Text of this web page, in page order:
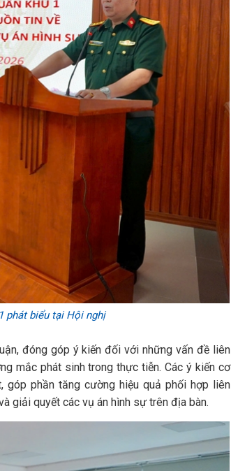
phát biểu tại Hội nghị
đóng góp ý kiến đối với những vấn đề liên
mắc phát sinh trong thực tiễn. Các ý kiến cơ
góp phần tăng cường hiệu quả phối hợp liên
giải quyết các vụ án hình sự trên địa bàn.